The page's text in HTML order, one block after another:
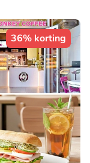
36% korting